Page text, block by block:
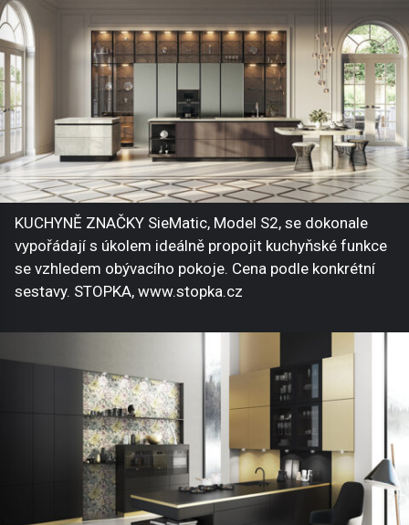
KUCHYNĚ ZNAČKY SieMatic, Model S2, se dokonale
vypořádají s úkolem ideálně propojit kuchyňské funkce
se vzhledem obývacího pokoje. Cena podle konkrétní
sestavy. STOPKA, www.stopka.cz